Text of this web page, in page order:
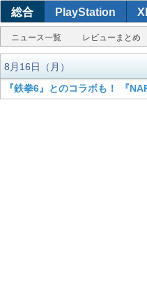
総合 PlayStation
ニュース一覧 レビューまとめ
8月16日（月）
『鉄拳6』とのコラボも！ 『